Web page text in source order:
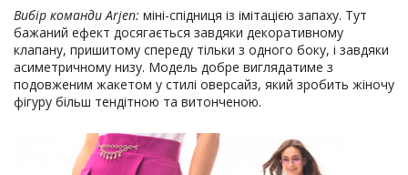
Вибір команди Arjen: міні-спідниця із імітацією запаху. Тут
бажаний ефект досягається завдяки декоративному
клапану, пришитому спереду тільки з одного боку, і завдяки
асиметричному низу. Модель добре виглядатиме з
подовженим жакетом у стилі оверсайз, який зробить жіночу
фігуру більш тендітною та витонченою.